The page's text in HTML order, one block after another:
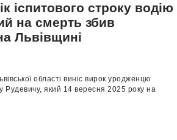
іспитового строку водію
на смерть збив
Львівщині
області виніс вирок уродженцю
Рудевичу, який 14 вересня 2025 року на